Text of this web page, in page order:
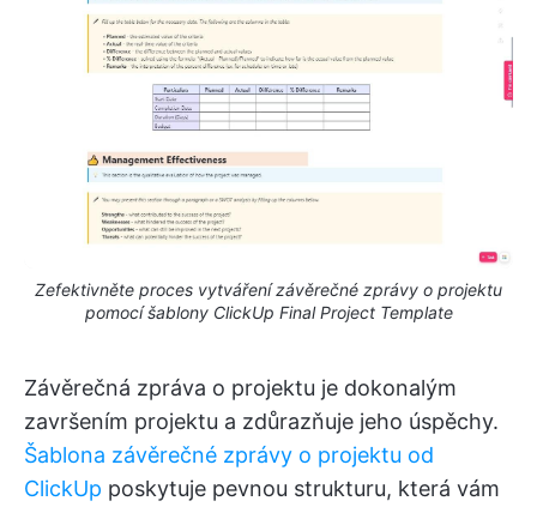
Zefektivněte proces vytváření závěrečné zprávy o projektu
pomocí šablony ClickUp Final Project Template
Závěrečná zpráva o projektu je dokonalým
završením projektu a zdůrazňuje jeho úspěchy.
Šablona závěrečné zprávy o projektu od
ClickUp poskytuje pevnou strukturu, která vám